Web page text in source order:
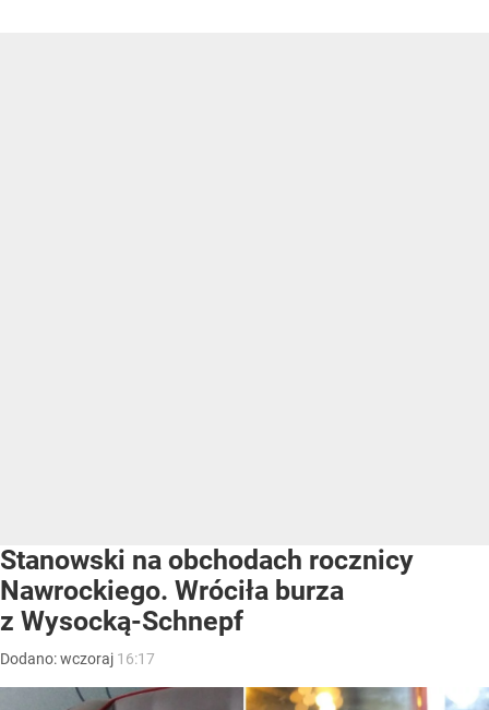
Stanowski na obchodach rocznicy
Nawrockiego. Wróciła burza
z Wysocką-Schnepf
Dodano:wczoraj 16:17